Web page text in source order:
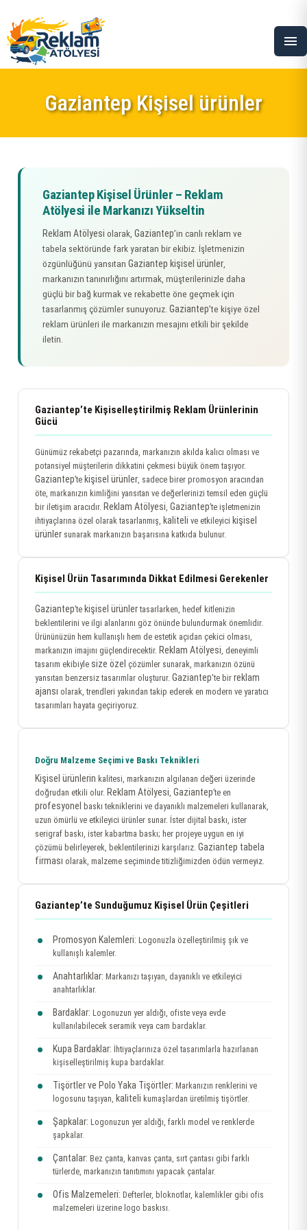
menu
Gaziantep Kişisel ürünler
Gaziantep Kişisel Ürünler – Reklam
Atölyesi ile Markanızı Yükseltin
Reklam Atölyesi olarak, Gaziantep’in canlı reklam ve
tabela sektöründe fark yaratan bir ekibiz. İşletmenizin
özgünlüğünü yansıtan Gaziantep kişisel ürünler,
markanızın tanınırlığını artırmak, müşterilerinizle daha
güçlü bir bağ kurmak ve rekabette öne geçmek için
tasarlanmış çözümler sunuyoruz. Gaziantep’te kişiye özel
reklam ürünleri ile markanızın mesajını etkili bir şekilde
iletin.
Gaziantep’te Kişiselleştirilmiş Reklam Ürünlerinin
Gücü
Günümüz rekabetçi pazarında, markanızın akılda kalıcı olması ve
potansiyel müşterilerin dikkatini çekmesi büyük önem taşıyor.
Gaziantep’te kişisel ürünler, sadece birer promosyon aracından
öte, markanızın kimliğini yansıtan ve değerlerinizi temsil eden güçlü
bir iletişim aracıdır. Reklam Atölyesi, Gaziantep’te işletmenizin
ihtiyaçlarına özel olarak tasarlanmış, kaliteli ve etkileyici kişisel
ürünler sunarak markanızın başarısına katkıda bulunur.
Kişisel Ürün Tasarımında Dikkat Edilmesi Gerekenler
Gaziantep’te kişisel ürünlertasarlarken, hedef kitlenizin
beklentilerini ve ilgi alanlarını göz önünde bulundurmak önemlidir.
Ürününüzün hem kullanışlı hem de estetik açıdan çekici olması,
markanızın imajını güçlendirecektir. Reklam Atölyesi, deneyimli
tasarım ekibiyle size özel çözümler sunarak, markanızın özünü
yansıtan benzersiz tasarımlar oluşturur. Gaziantep'te bir reklam
ajansı olarak, trendleri yakından takip ederek en modern ve yaratıcı
tasarımları hayata geçiriyoruz.
Doğru Malzeme Seçimi ve Baskı Teknikleri
Kişisel ürünlerin kalitesi, markanızın algılanan değeri üzerinde
doğrudan etkili olur. Reklam Atölyesi, Gaziantep’te en
profesyonel baskı tekniklerini ve dayanıklı malzemeleri kullanarak,
uzun ömürlü ve etkileyici ürünler sunar. İster dijital baskı, ister
serigraf baskı, ister kabartma baskı; her projeye uygun en iyi
çözümü belirleyerek, beklentilerinizi karşılarız. Gaziantep tabela
firması olarak, malzeme seçiminde titizliğimizden ödün vermeyiz.
Gaziantep’te Sunduğumuz Kişisel Ürün Çeşitleri
Promosyon Kalemleri: Logonuzla özelleştirilmiş şık ve
kullanışlı kalemler.
Anahtarlıklar: Markanızı taşıyan, dayanıklı ve etkileyici
anahtarlıklar.
Bardaklar: Logonuzun yer aldığı, ofiste veya evde
kullanılabilecek seramik veya cam bardaklar.
Kupa Bardaklar: İhtiyaçlarınıza özel tasarımlarla hazırlanan
kişiselleştirilmiş kupa bardaklar.
Tişörtler ve Polo Yaka Tişörtler: Markanızın renklerini ve
logosunu taşıyan, kaliteli kumaşlardan üretilmiş tişörtler.
Şapkalar: Logonuzun yer aldığı, farklı model ve renklerde
şapkalar.
Çantalar: Bez çanta, kanvas çanta, sırt çantası gibi farklı
türlerde, markanızın tanıtımını yapacak çantalar.
Ofis Malzemeleri: Defterler, bloknotlar, kalemlikler gibi ofis
malzemeleri üzerine logo baskısı.